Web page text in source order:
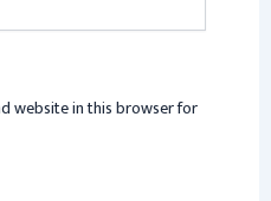
website in this browser for